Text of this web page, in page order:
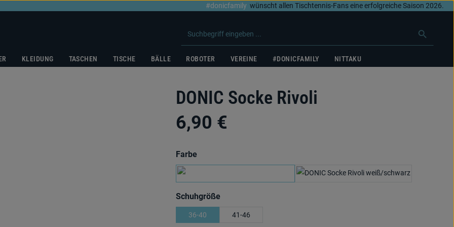
#donicfamily wünscht allen Tischtennis-Fans eine erfolgreiche Saison 2026.
KLEIDUNG TASCHEN TISCHE BÄLLE ROBOTER VEREINE #DONICFAMILY NITTAKU
DONIC Socke Rivoli
6,90 €
Farbeauswählen
Schuhgrößeauswählen
36-40 41-46